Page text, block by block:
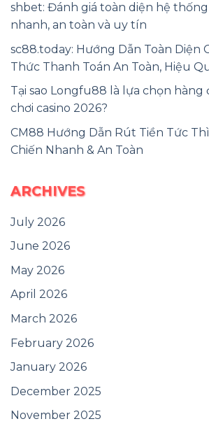
shbet: Đánh giá toàn diện hệ
nhanh, an toàn và uy tín
sc88.today: Hướng Dẫn Toàn Diện
Thức Thanh Toán An Toàn, Hiệu
Tại sao Longfu88 là lựa chọn hàng
chơi casino 2026?
CM88 Hướng Dẫn Rút Tiền Tức
Chiến Nhanh & An Toàn
ARCHIVES
July 2026
June 2026
May 2026
April 2026
March 2026
February 2026
January 2026
December 2025
November 2025